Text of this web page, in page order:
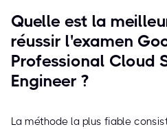
Quelle est la
réussir l'examen
Professional Cloud
Engineer ?
La méthode la plus fiable